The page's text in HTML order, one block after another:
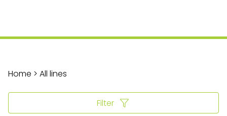
Home > All lines
Filter